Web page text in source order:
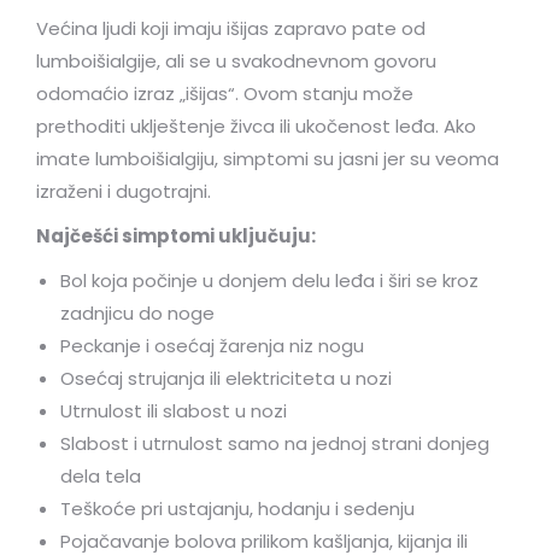
Većina ljudi koji imaju išijas zapravo pate od
lumboišialgije, ali se u svakodnevnom govoru
odomaćio izraz „išijas“. Ovom stanju može
prethoditi uklještenje živca ili ukočenost leđa. Ako
imate lumboišialgiju, simptomi su jasni jer su veoma
izraženi i dugotrajni.
Najčešći simptomi uključuju:
Bol koja počinje u donjem delu leđa i širi se kroz
zadnjicu do noge
Peckanje i osećaj žarenja niz nogu
Osećaj strujanja ili elektriciteta u nozi
Utrnulost ili slabost u nozi
Slabost i utrnulost samo na jednoj strani donjeg
dela tela
Teškoće pri ustajanju, hodanju i sedenju
Pojačavanje bolova prilikom kašljanja, kijanja ili